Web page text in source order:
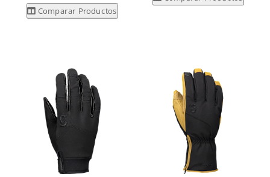
Comparar Productos